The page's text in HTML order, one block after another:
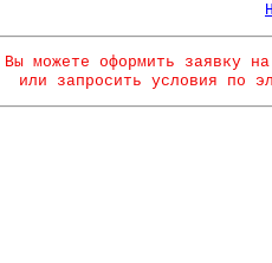
Вы можете оформить заявку
или запросить условия по